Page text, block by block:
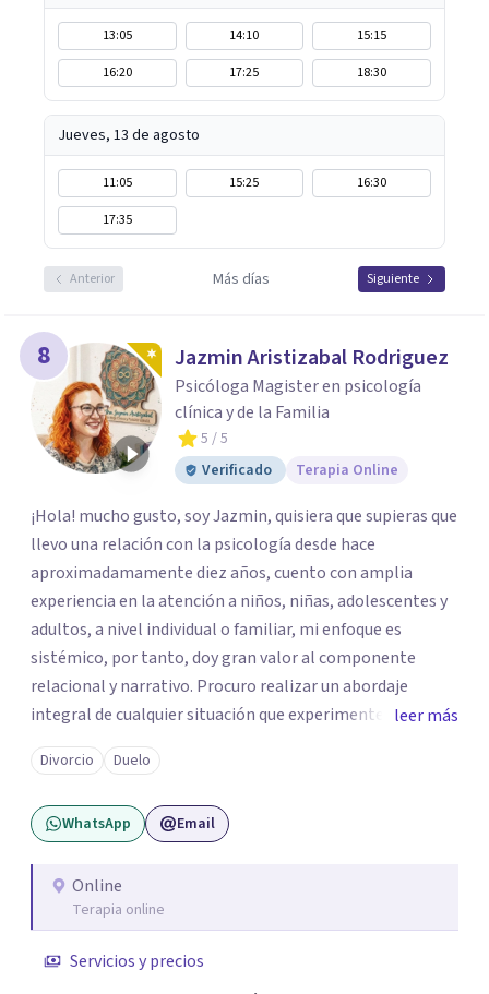
13:05 14:10
15:15
16:20
17:25 18:30
Jueves, 13 de agosto
11:05 15:25
16:30
17:35
Anterior Más días Siguiente
8 Jazmin Aristizabal Rodriguez
Psicóloga Magister en psicología
clínica y de la Familia
5 / 5
Verificado
Terapia Online
¡Hola! mucho gusto, soy Jazmin, quisiera que supieras que
llevo una relación con la psicología desde hace
aproximadamamente diez años, cuento con amplia
experiencia en la atención a niños, niñas, adolescentes y
adultos, a nivel individual o familiar, mi enfoque es
sistémico, por tanto, doy gran valor al componente
relacional y narrativo. Procuro realizar un abordaje
integral de cualquier situación que experimenten mis
consultantes y así lograr una comprensión que favorezca
procesos de aprendizaje significativo y potencializar así
la movilización de recursos en pro de la solución y el
bienestar.
leer más
Divorcio Duelo
WhatsApp Email
Online
Terapia online
Servicios y precios